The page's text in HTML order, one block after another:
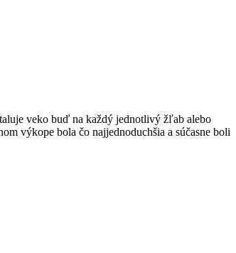
veko buď na každý jednotlivý žľab alebo
výkope bola čo najjednoduchšia a súčasne boli